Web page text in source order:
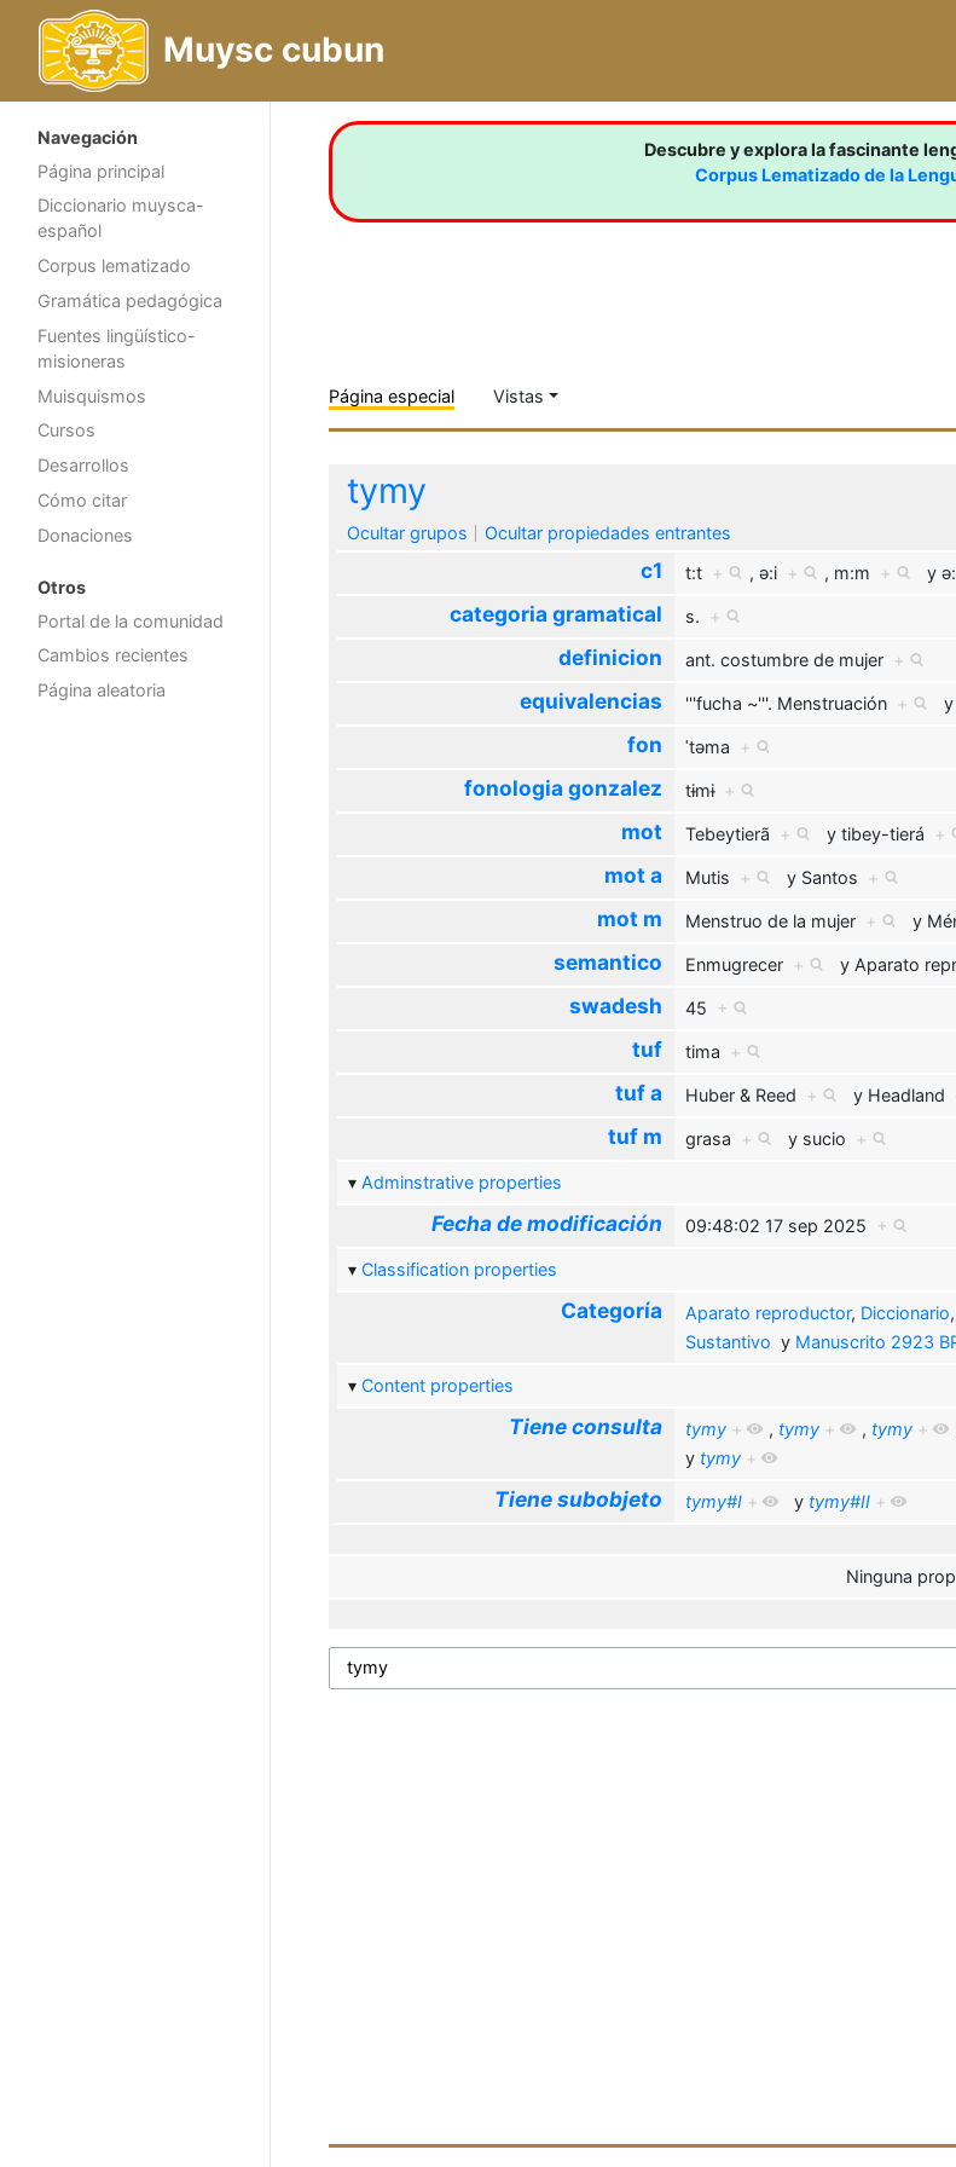
Muysc cubun
Navegación
Página principal
Diccionario muysca-
español
Corpus lematizado
Gramática pedagógica
Fuentes lingüístico-
misioneras
Muisquismos
Cursos
Desarrollos
Cómo citar
Donaciones
Otros
Portal de la comunidad
Cambios recientes
Página aleatoria
Descubre y explora la fascinante
Corpus Lematizado de la
Página especial Vistas
tymy
Ocultar grupos Ocultar propiedades entrantes
c1 t:t + , ə:i + , m:m + y
categoria gramatical s. +
definicion ant. costumbre de mujer +
equivalencias '''fucha ~'''. Menstruación + y
fon ˈtəma +
fonologia gonzalez tɨmɨ +
mot Tebeytierã + y tibey-tierá +
mot a Mutis + y Santos +
mot m Menstruo de la mujer + y
semantico Enmugrecer + y Aparato
swadesh 45 +
tuf tima +
tuf a Huber & Reed + y Headland
tuf m grasa + y sucio +
Adminstrative properties
Fecha de modificación 09:48:02 17 sep 2025 +
Classification properties
Categoría Aparato reproductor, Diccionario,
Sustantivo y Manuscrito 2923
Content properties
Tiene consulta tymy + , tymy + , tymy +
y tymy +
Tiene subobjeto tymy#I + y tymy#II +
Ninguna